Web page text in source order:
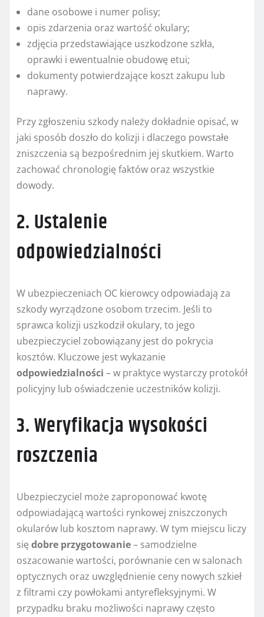
dane osobowe i numer polisy;
opis zdarzenia oraz wartość okulary;
zdjęcia przedstawiające uszkodzone szkła,
oprawki i ewentualnie obudowę etui;
dokumenty potwierdzające koszt zakupu lub
naprawy.
Przy zgłoszeniu szkody należy dokładnie opisać, w
jaki sposób doszło do kolizji i dlaczego powstałe
zniszczenia są bezpośrednim jej skutkiem. Warto
zachować chronologię faktów oraz wszystkie
dowody.
2. Ustalenie
odpowiedzialności
W ubezpieczeniach OC kierowcy odpowiadają za
szkody wyrządzone osobom trzecim. Jeśli to
sprawca kolizji uszkodził okulary, to jego
ubezpieczyciel zobowiązany jest do pokrycia
kosztów. Kluczowe jest wykazanie
odpowiedzialności – w praktyce wystarczy protokół
policyjny lub oświadczenie uczestników kolizji.
3. Weryfikacja wysokości
roszczenia
Ubezpieczyciel może zaproponować kwotę
odpowiadającą wartości rynkowej zniszczonych
okularów lub kosztom naprawy. W tym miejscu liczy
się dobre przygotowanie– samodzielne
oszacowanie wartości, porównanie cen w salonach
optycznych oraz uwzględnienie ceny nowych szkieł
z filtrami czy powłokami antyrefleksyjnymi. W
przypadku braku możliwości naprawy często